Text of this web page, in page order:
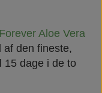
Forever Aloe Vera
af den fineste,
15 dage i de to